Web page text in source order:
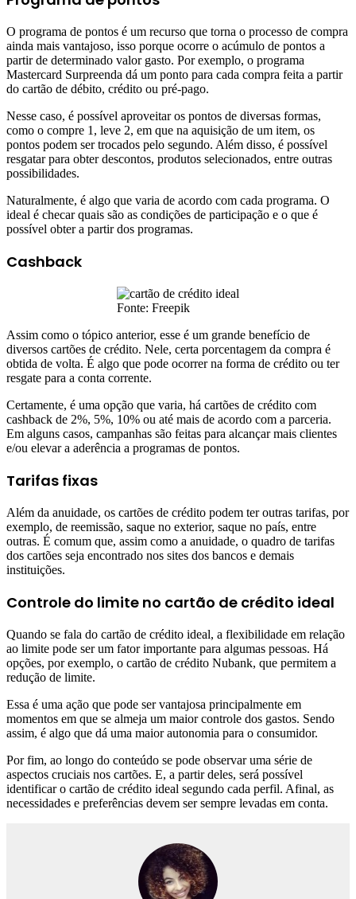
O programa de pontos é um recurso que torna o processo de compra
ainda mais vantajoso, isso porque ocorre o acúmulo de pontos a
partir de determinado valor gasto. Por exemplo, o programa
Mastercard Surpreenda dá um ponto para cada compra feita a partir
do cartão de débito, crédito ou pré-pago.
Nesse caso, é possível aproveitar os pontos de diversas formas,
como o compre 1, leve 2, em que na aquisição de um item, os
pontos podem ser trocados pelo segundo. Além disso, é possível
resgatar para obter descontos, produtos selecionados, entre outras
possibilidades.
Naturalmente, é algo que varia de acordo com cada programa. O
ideal é checar quais são as condições de participação e o que é
possível obter a partir dos programas.
Cashback
Fonte: Freepik
Assim como o tópico anterior, esse é um grande benefício de
diversos cartões de crédito. Nele, certa porcentagem da compra é
obtida de volta. É algo que pode ocorrer na forma de crédito ou ter
resgate para a conta corrente.
Certamente, é uma opção que varia, há cartões de crédito com
cashback de 2%, 5%, 10% ou até mais de acordo com a parceria.
Em alguns casos, campanhas são feitas para alcançar mais clientes
e/ou elevar a aderência a programas de pontos.
Tarifas fixas
Além da anuidade, os cartões de crédito podem ter outras tarifas, por
exemplo, de reemissão, saque no exterior, saque no país, entre
outras. É comum que, assim como a anuidade, o quadro de tarifas
dos cartões seja encontrado nos sites dos bancos e demais
instituições.
Controle do limite no cartão de crédito ideal
Quando se fala do cartão de crédito ideal, a flexibilidade em relação
ao limite pode ser um fator importante para algumas pessoas. Há
opções, por exemplo, o cartão de crédito Nubank, que permitem a
redução de limite.
Essa é uma ação que pode ser vantajosa principalmente em
momentos em que se almeja um maior controle dos gastos. Sendo
assim, é algo que dá uma maior autonomia para o consumidor.
Por fim, ao longo do conteúdo se pode observar uma série de
aspectos cruciais nos cartões. E, a partir deles, será possível
identificar o cartão de crédito ideal segundo cada perfil. Afinal, as
necessidades e preferências devem ser sempre levadas em conta.